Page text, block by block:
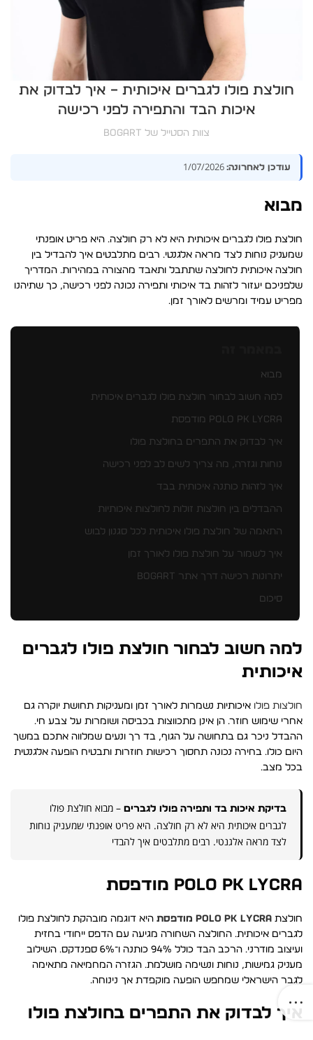
חולצת פולו לגברים איכותית – איך לבדוק את
איכות הבד והתפירה לפני רכישה
צוות הסטייל של BOGART
עודכן לאחרונה:
מבוא
חולצת פולו לגברים איכותית היא לא רק חולצה. היא פריט אופנתי
שמעניק נוחות לצד מראה אלגנטי. רבים מתלבטים איך להבדיל בין
חולצה איכותית לחולצה שתתבל ותאבד מהצורה במהירות. המדריך
שלפניכם יעזור לזהות בד איכותי ותפירה נכונה לפני רכישה, כך שתיהנו
מפריט עמיד ומרשים לאורך זמן.
מבוא
למה חשוב לבחור חולצת פולו לגברים איכותית
POLO PK LYCRA מודפסת
איך לבדוק את התפרים בחולצת פולו
נוחות וגזרה, מה צריך לשים לב לפני רכישה
איך לזהות כותנה איכותית בבד
ההבדלים בין חולצות זולות לחולצות איכותיות
התאמה של חולצת פולו איכותית לכל סגנון לבוש
איך לשמור על חולצת פולו לאורך זמן
יתרונות רכישה דרך אתר BOGART
סיכום
למה חשוב לבחור חולצת פולו לגברים
איכותית
חולצות פולו איכותיות נשמרות לאורך זמן ומעניקות תחושת יוקרה גם
אחרי שימוש חוזר. הן אינן מתכווצות בכביסה ושומרות על צבע חי.
ההבדל ניכר גם בתחושה על הגוף, בד רך ונעים שמלווה אתכם במשך
היום כולו. בחירה נכונה תחסוך רכישות חוזרות ותבטיח הופעה אלגנטית
בכל מצב.
בדיקת איכות בד ותפירה פולו לגברים – מבוא חולצת פולו
לגברים איכותית היא לא רק חולצה. היא פריט אופנתי שמעניק נוחות
לצד מראה אלגנטי. רבים מתלבטים איך להבדי
POLO PK LYCRA מודפסת
חולצת POLO PK LYCRA מודפסת היא דוגמה מובהקת לחולצת פולו
לגברים איכותית. החולצה השחורה מגיעה עם הדפס ייחודי בחזית
ועיצוב מודרני. הרכב הבד כולל 94% כותנה ו־6% ספנדקס. השילוב
מעניק גמישות, נוחות ונשימה מושלמת. הגזרה המחמיאה מתאימה
לגבר הישראלי שמחפש הופעה מוקפדת אך נינוחה.
איך לבדוק את התפרים בחולצת פולו